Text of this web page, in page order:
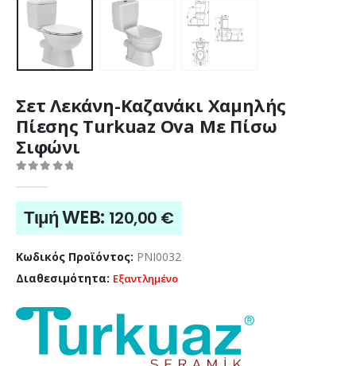
Σετ Λεκάνη-Καζανάκι Χαμηλής
Πίεσης Turkuaz Ova Με Πίσω
Σιφώνι
Τιμή WEB: 120,00 €
Κωδικός Προϊόντος: PNI0032
Διαθεσιμότητα: Εξαντλημένο